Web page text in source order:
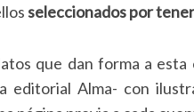
seleccionados por
que dan forma a
editorial Alma- con